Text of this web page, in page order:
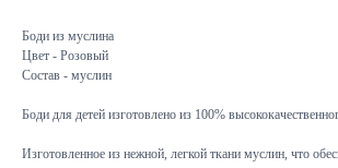
Боди из муслина
Цвет - Розовый
Состав - муслин
Боди для детей изготовлено из 100%
Изготовленное из нежной, легкой ткани муслин, что